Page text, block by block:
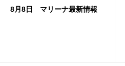
8月8日 マリーナ最新情報